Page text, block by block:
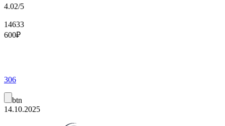
4.02/5
14633
600₽
306
btn
14.10.2025